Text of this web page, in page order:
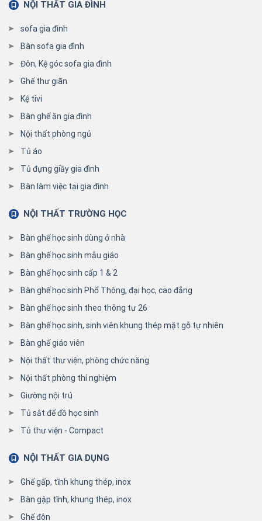
NỘI THẤT GIA ĐÌNH
sofa gia đình
Bàn sofa gia đình
Đôn, Kệ góc sofa gia đình
Ghế thư giãn
Kệ tivi
Bàn ghế ăn gia đình
Nội thất phòng ngủ
Tủ áo
Tủ đựng giầy gia đình
Bàn làm việc tại gia đình
NỘI THẤT TRƯỜNG HỌC
Bàn ghế học sinh dùng ở nhà
Bàn ghế học sinh mẫu giáo
Bàn ghế học sinh cấp 1 & 2
Bàn ghế học sinh Phổ Thông, đại học, cao đẳng
Bàn ghế học sinh theo thông tư 26
Bàn ghế học sinh, sinh viên khung thép mặt gỗ tự nhiên
Bàn ghế giáo viên
Nội thất thư viện, phòng chức năng
Nội thất phòng thí nghiệm
Giường nội trú
Tủ sắt để đồ học sinh
Tủ thư viện - Compact
NỘI THẤT GIA DỤNG
Ghế gấp, tĩnh khung thép, inox
Bàn gập tĩnh, khung thép, inox
Ghế đôn